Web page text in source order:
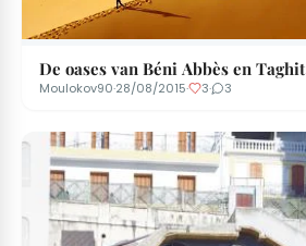
De oases van Béni Abbès en Taghit
Moulokov90·28/08/2015· 3· 3